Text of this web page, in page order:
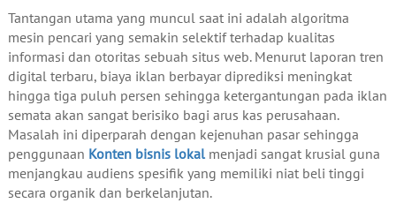
Tantangan utama yang muncul saat ini adalah algoritma
mesin pencari yang semakin selektif terhadap kualitas
informasi dan otoritas sebuah situs web. Menurut laporan tren
digital terbaru, biaya iklan berbayar diprediksi meningkat
hingga tiga puluh persen sehingga ketergantungan pada iklan
semata akan sangat berisiko bagi arus kas perusahaan.
Masalah ini diperparah dengan kejenuhan pasar sehingga
penggunaan Konten bisnis lokalmenjadi sangat krusial guna
menjangkau audiens spesifik yang memiliki niat beli tinggi
secara organik dan berkelanjutan.